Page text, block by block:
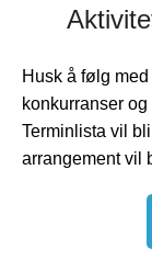
Husk å følg
konkurranser og
Terminlista vil
arrangement vil